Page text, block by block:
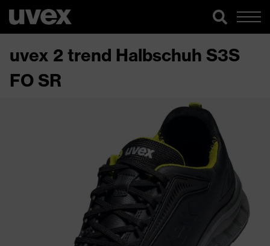
uvex 2 trend Halbschuh S3S
FO SR